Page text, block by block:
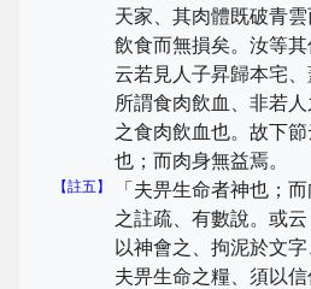
天家、其肉體既破青
飲食而無損矣。汝等
云若見人子昇歸本宅
所謂食肉飲血、非若
之食肉飲血也。故下
也；而肉身無益焉。
【註五】
「夫畀生命者神也；
之註疏、有數說。或
以神會之、拘泥於文字
夫畀生命之糧、須以